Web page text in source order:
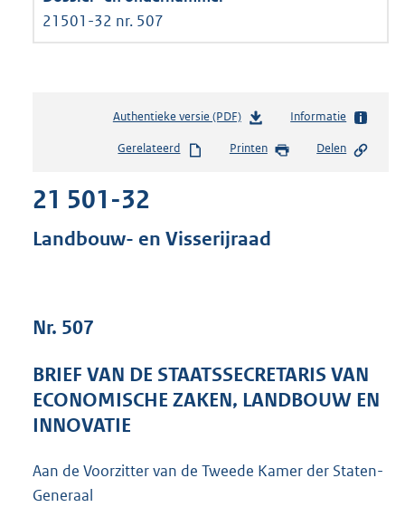
21501-32 nr. 507
Authentieke versie (PDF)b
s
s
e
b
Informatie
Gerelateerd Printen Delen
21 501-32
Landbouw- en Visserijraad
Nr. 507
BRIEF VAN DE STAATSSECRETARIS VAN
ECONOMISCHE ZAKEN, LANDBOUW EN
INNOVATIE
Aan de Voorzitter van de Tweede Kamer der Staten-
Generaal